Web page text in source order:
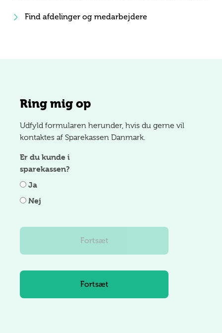
Find afdelinger og medarbejdere
Ring mig op
Udfyld formularen herunder, hvis du gerne vil
kontaktes af Sparekassen Danmark.
Er du kunde i
sparekassen?
Ja
Nej